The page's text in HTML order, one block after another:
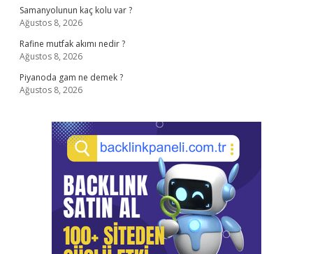
Samanyolunun kaç kolu var ?
Ağustos 8, 2026
Rafine mutfak akımı nedir ?
Ağustos 8, 2026
Piyanoda gam ne demek ?
Ağustos 8, 2026